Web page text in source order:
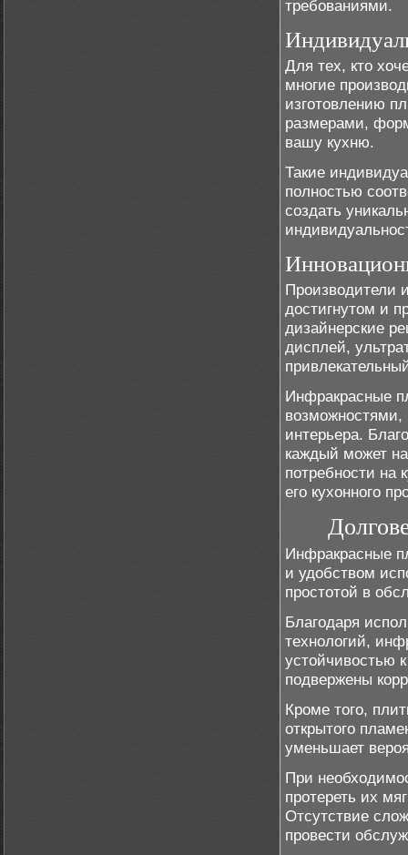
требованиями.
Для тех, кто
многие
изготовлению
размерами,
вашу кухню.
Такие
полностью
создать
Производители
достигнутом и
дизайнерские
дисплей,
Инфракрасные
возможностями,
интерьера.
каждый может
потребности на
его кухонного
Инфракрасные
и удобством
простотой в
Благодаря
технологий,
устойчивостью
подвержены
Кроме того,
открытого
уменьшает
При
протереть их
Отсутствие
провести